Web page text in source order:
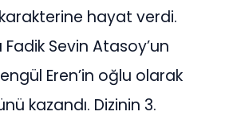
hayat verdi.
Fadik Sevin Atasoy’un
Eren’in oğlu olarak
kazandı. Dizinin 3.